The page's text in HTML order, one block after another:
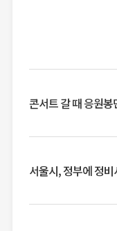
콘서트 갈 때 응원
서울시, 정부에 정